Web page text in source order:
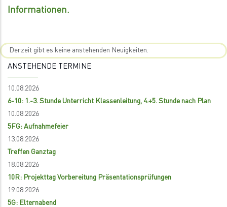
Informationen.
Derzeit gibt es keine anstehenden Neuigkeiten.
ANSTEHENDE TERMINE
10.08.2026
6-10: 1.-3. Stunde Unterricht Klassenleitung, 4.+5. Stunde nach Plan
10.08.2026
5FG: Aufnahmefeier
13.08.2026
Treffen Ganztag
18.08.2026
10R: Projekttag Vorbereitung Präsentationsprüfungen
19.08.2026
5G: Elternabend